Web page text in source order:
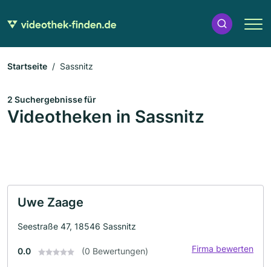
Startseite Sassnitz
2 Suchergebnisse für
Videotheken in Sassnitz
Uwe Zaage
Seestraße 47, 18546 Sassnitz
0.0 (0 Bewertungen) Firma bewerten